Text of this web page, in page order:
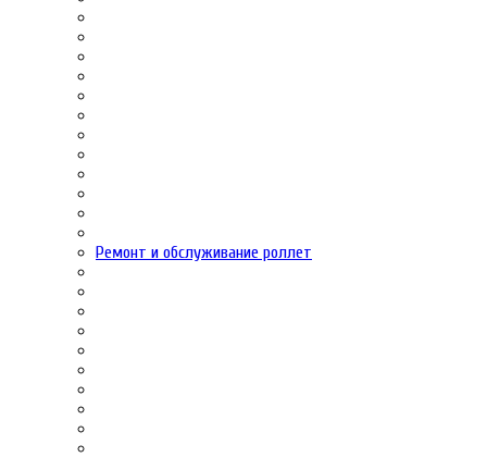
Ремонт и обслуживание роллет